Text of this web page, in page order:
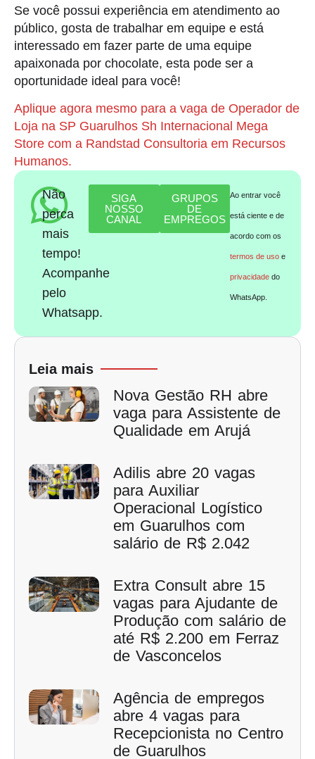
Se você possui experiência em atendimento ao
público, gosta de trabalhar em equipe e está
interessado em fazer parte de uma equipe
apaixonada por chocolate, esta pode ser a
oportunidade ideal para você!
Aplique agora mesmo para a vaga de Operador de
Loja na SP Guarulhos Sh Internacional Mega
Store com a Randstad Consultoria em Recursos
Humanos.
Não
perca
mais
tempo!
Acompanhe
pelo
Whatsapp.
SIGA
NOSSO
CANAL
GRUPOS
DE
EMPREGOS
Ao entrar você
está ciente e de
acordo com os
termos de uso e
privacidade do
WhatsApp.
Leia mais
Nova Gestão RH abre
vaga para Assistente de
Qualidade em Arujá
Adilis abre 20 vagas
para Auxiliar
Operacional Logístico
em Guarulhos com
salário de R$ 2.042
Extra Consult abre 15
vagas para Ajudante de
Produção com salário de
até R$ 2.200 em Ferraz
de Vasconcelos
Agência de empregos
abre 4 vagas para
Recepcionista no Centro
de Guarulhos